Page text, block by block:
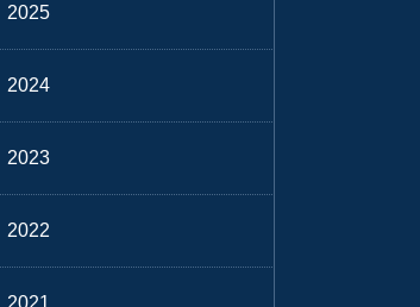
2025
2024
2023
2022
2021